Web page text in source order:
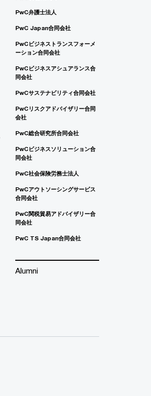
PwC弁護士法人
PwC Japan合同会社
PwCビジネストランスフォーメ
ーション合同会社
PwCビジネスアシュアランス合
同会社
PwCサステナビリティ合同会社
PwCリスクアドバイザリー合同
会社
PwC総合研究所合同会社
PwCビジネスソリューション合
同会社
PwC社会保険労務士法人
PwCアウトソーシングサービス
合同会社
PwC関税貿易アドバイザリー合
同会社
PwC TS Japan合同会社
Alumni